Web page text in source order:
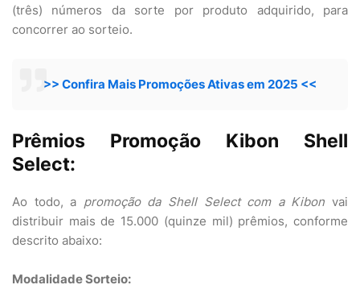
(três) números da sorte por produto adquirido, para
concorrer ao sorteio.
>> Confira Mais Promoções Ativas em 2025 <<
Prêmios Promoção Kibon Shell
Select:
Ao todo, a promoção da Shell Select com a Kibon vai
distribuir mais de 15.000 (quinze mil) prêmios, conforme
descrito abaixo:
Modalidade Sorteio: